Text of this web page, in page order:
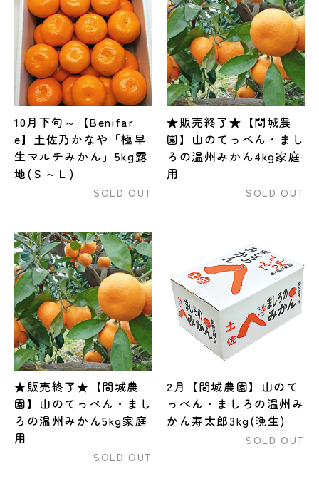
10月下旬～【Benifar
e】土佐乃かなや「極早
生マルチみかん」5kg露
地(Ｓ～Ｌ)
SOLD OUT
★販売終了★【間城農
園】山のてっぺん・まし
ろの温州みかん4kg家庭
用
SOLD OUT
★販売終了★【間城農
園】山のてっぺん・まし
ろの温州みかん5kg家庭
用
SOLD OUT
2月【間城農園】山のて
っぺん・ましろの温州み
かん寿太郎3kg(晩生)
SOLD OUT